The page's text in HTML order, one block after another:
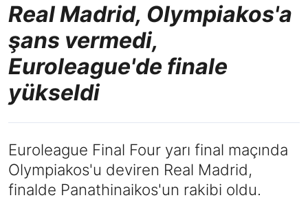
Real Madrid, Olympiakos'a
şans vermedi,
Euroleague'de finale
yükseldi
Euroleague Final Four yarı final maçında
Olympiakos'u deviren Real Madrid,
finalde Panathinaikos'un rakibi oldu.